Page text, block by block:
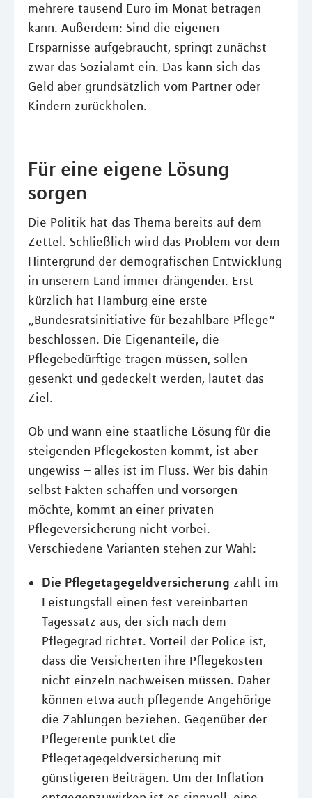
mehrere tausend Euro im Monat betragen
kann. Außerdem: Sind die eigenen
Ersparnisse aufgebraucht, springt zunächst
zwar das Sozialamt ein. Das kann sich das
Geld aber grundsätzlich vom Partner oder
Kindern zurückholen.
Für eine eigene Lösung
sorgen
Die Politik hat das Thema bereits auf dem
Zettel. Schließlich wird das Problem vor dem
Hintergrund der demografischen Entwicklung
in unserem Land immer drängender. Erst
kürzlich hat Hamburg eine erste
„Bundesratsinitiative für bezahlbare Pflege“
beschlossen. Die Eigenanteile, die
Pflegebedürftige tragen müssen, sollen
gesenkt und gedeckelt werden, lautet das
Ziel.
Ob und wann eine staatliche Lösung für die
steigenden Pflegekosten kommt, ist aber
ungewiss – alles ist im Fluss. Wer bis dahin
selbst Fakten schaffen und vorsorgen
möchte, kommt an einer privaten
Pflegeversicherung nicht vorbei.
Verschiedene Varianten stehen zur Wahl:
Die Pflegetagegeldversicherung zahlt im
Leistungsfall einen fest vereinbarten
Tagessatz aus, der sich nach dem
Pflegegrad richtet. Vorteil der Police ist,
dass die Versicherten ihre Pflegekosten
nicht einzeln nachweisen müssen. Daher
können etwa auch pflegende Angehörige
die Zahlungen beziehen. Gegenüber der
Pflegerente punktet die
Pflegetagegeldversicherung mit
günstigeren Beiträgen. Um der Inflation